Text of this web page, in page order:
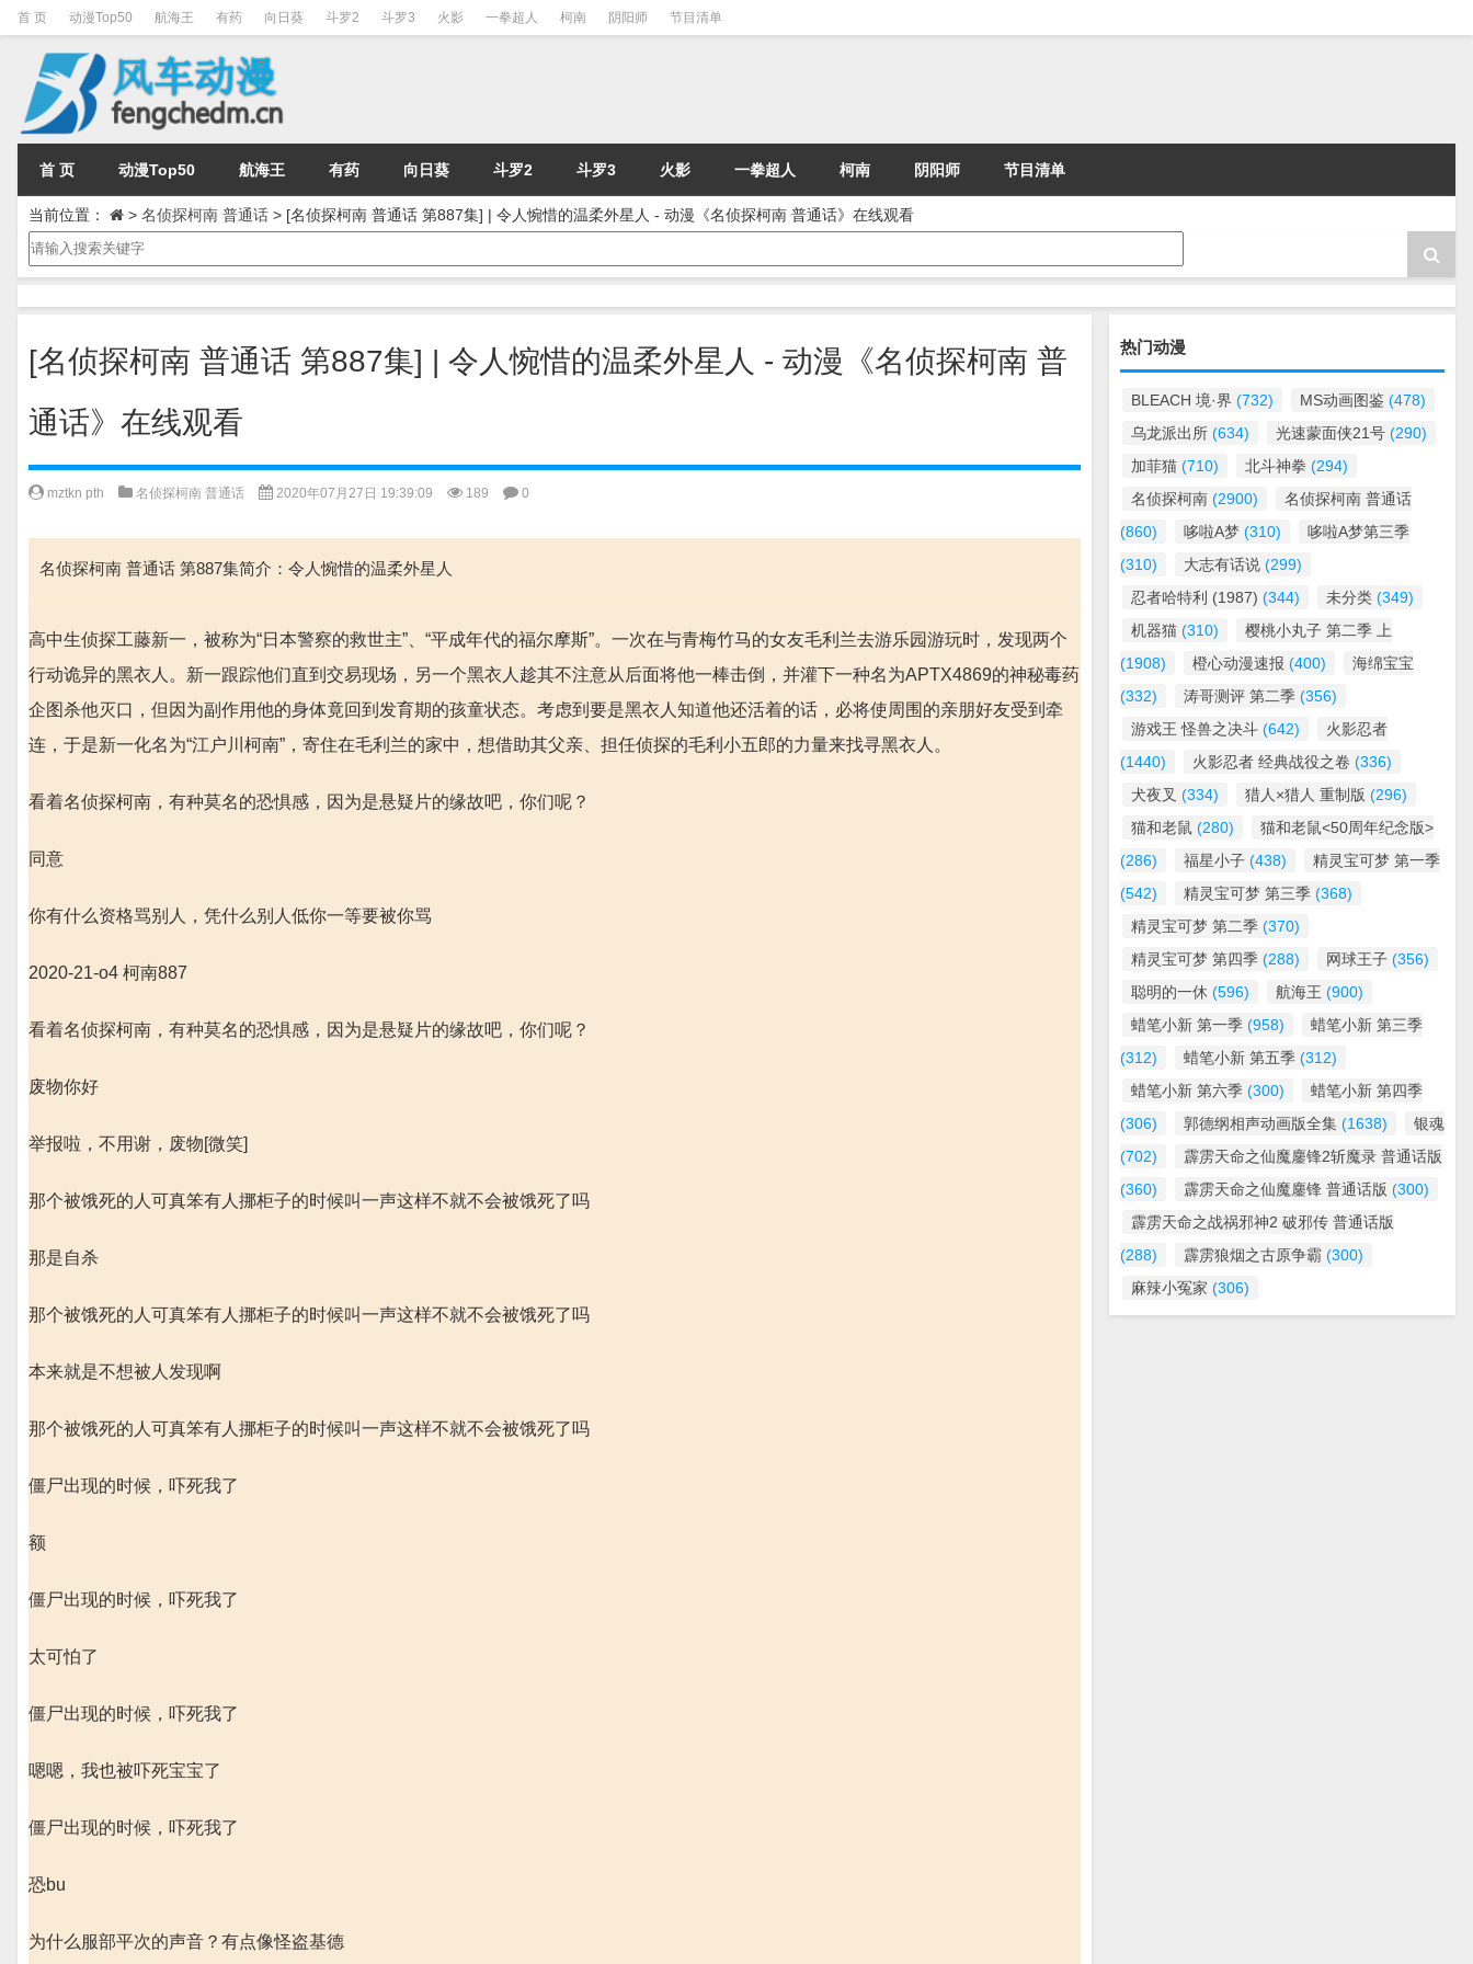
首 页 动漫Top50 航海王 有药 向日葵 斗罗2 斗罗3 火影 一拳超人 柯南 阴阳师 节目清单
首 页 动漫Top50 航海王 有药 向日葵 斗罗2 斗罗3 火影 一拳超人 柯南 阴阳师 节目清单
当前位置： > 名侦探柯南 普通话 > [名侦探柯南 普通话 第887集] | 令人惋惜的温柔外星人 - 动漫《名侦探柯南 普通话》在线观看
[名侦探柯南 普通话 第887集] | 令人惋惜的温柔外星人 - 动漫《名侦探柯南 普
通话》在线观看
mztkn pth 名侦探柯南 普通话 2020年07月27日 19:39:09 189 0
名侦探柯南 普通话 第887集简介：令人惋惜的温柔外星人
高中生侦探工藤新一，被称为“日本警察的救世主”、“平成年代的福尔摩斯”。一次在与青梅竹马的女友毛利兰去游乐园游玩时，发现两个
行动诡异的黑衣人。新一跟踪他们直到交易现场，另一个黑衣人趁其不注意从后面将他一棒击倒，并灌下一种名为APTX4869的神秘毒药
企图杀他灭口，但因为副作用他的身体竟回到发育期的孩童状态。考虑到要是黑衣人知道他还活着的话，必将使周围的亲朋好友受到牵
连，于是新一化名为“江户川柯南”，寄住在毛利兰的家中，想借助其父亲、担任侦探的毛利小五郎的力量来找寻黑衣人。
看着名侦探柯南，有种莫名的恐惧感，因为是悬疑片的缘故吧，你们呢？
同意
你有什么资格骂别人，凭什么别人低你一等要被你骂
2020-21-o4 柯南887
看着名侦探柯南，有种莫名的恐惧感，因为是悬疑片的缘故吧，你们呢？
废物你好
举报啦，不用谢，废物[微笑]
那个被饿死的人可真笨有人挪柜子的时候叫一声这样不就不会被饿死了吗
那是自杀
那个被饿死的人可真笨有人挪柜子的时候叫一声这样不就不会被饿死了吗
本来就是不想被人发现啊
那个被饿死的人可真笨有人挪柜子的时候叫一声这样不就不会被饿死了吗
僵尸出现的时候，吓死我了
额
僵尸出现的时候，吓死我了
太可怕了
僵尸出现的时候，吓死我了
嗯嗯，我也被吓死宝宝了
僵尸出现的时候，吓死我了
恐bu
为什么服部平次的声音？有点像怪盗基德
热门动漫
BLEACH 境·界 (732) MS动画图鉴 (478)
乌龙派出所 (634) 光速蒙面侠21号 (290)
加菲猫 (710) 北斗神拳 (294)
名侦探柯南 (2900)
名侦探柯南 普通话
(860)
哆啦A梦 (310)
哆啦A梦第三季
(310)
大志有话说 (299)
忍者哈特利 (1987) (344) 未分类 (349)
机器猫 (310)
樱桃小丸子 第二季 上
(1908)
橙心动漫速报 (400)
海绵宝宝
(332)
涛哥测评 第二季 (356)
游戏王 怪兽之决斗 (642)
火影忍者
(1440)
火影忍者 经典战役之卷 (336)
犬夜叉 (334) 猎人×猎人 重制版 (296)
猫和老鼠 (280)
猫和老鼠<50周年纪念版>
(286)
福星小子 (438)
精灵宝可梦 第一季
(542)
精灵宝可梦 第三季 (368)
精灵宝可梦 第二季 (370)
精灵宝可梦 第四季 (288) 网球王子 (356)
聪明的一休 (596) 航海王 (900)
蜡笔小新 第一季 (958)
蜡笔小新 第三季
(312)
蜡笔小新 第五季 (312)
蜡笔小新 第六季 (300)
蜡笔小新 第四季
(306)
郭德纲相声动画版全集 (1638)
银魂
(702)
霹雳天命之仙魔鏖锋2斩魔录 普通话版
(360)
霹雳天命之仙魔鏖锋 普通话版 (300)
霹雳天命之战祸邪神2 破邪传 普通话版
(288)
霹雳狼烟之古原争霸 (300)
麻辣小冤家 (306)